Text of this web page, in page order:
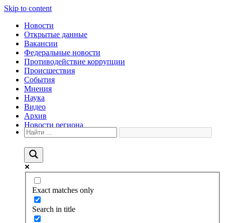
Skip to content
Новости
Открытые данные
Вакансии
Федеральные новости
Противодействие коррупции
Происшествия
События
Мнения
Наука
Видео
Архив
Новости региона
Exact matches only
Search in title